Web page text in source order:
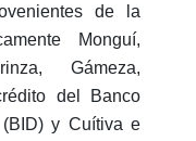
de la
Monguí,
Gámeza,
del Banco
(BID) y Cuítiva e